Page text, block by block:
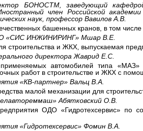
БОНОСТМ, заведующий
член Российской
наук, профессор Вавилов А.В.
башенных кранов, в том
«СИС ИНЖИНИРИНГ» Мшар В.Е.
строительства и ЖКХ, выпускаемая
директора Жаврид Е.С.
автомобилей типа
работ в строительстве и ЖКХ с
«КВ-партнер» Вальц В.А.
малой механизации для
Абятковский О.В.
ОДО «Гидротехсервис» по
«Гидротехсервис» Фомин В.А.